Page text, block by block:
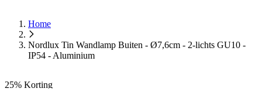
Home
Nordlux Tin Wandlamp Buiten - Ø7,6cm - 2-lichts GU10 -
IP54 - Aluminium
25% Korting